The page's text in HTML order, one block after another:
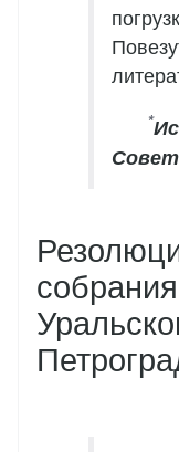
*